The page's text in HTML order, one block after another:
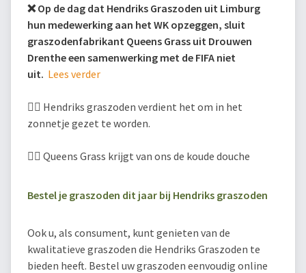
❌ Op de dag dat Hendriks Graszoden uit Limburg
hun medewerking aan het WK opzeggen, sluit
graszodenfabrikant Queens Grass uit Drouwen
Drenthe een samenwerking met de FIFA niet
uit. Lees verder
👍🏻 Hendriks graszoden verdient het om in het
zonnetje gezet te worden.
👎🏻 Queens Grass krijgt van ons de koude douche
Bestel je graszoden dit jaar bij Hendriks graszoden
Ook u, als consument, kunt genieten van de
kwalitatieve graszoden die Hendriks Graszoden te
bieden heeft. Bestel uw graszoden eenvoudig online